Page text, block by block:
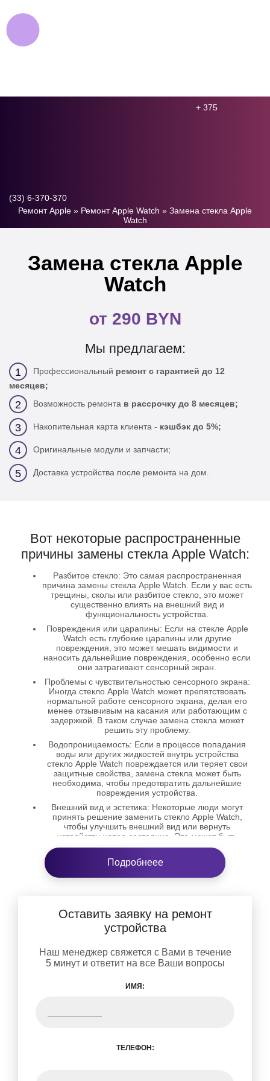
+ 375
(33) 6-370-370
Ремонт Apple » Ремонт Apple Watch » Замена стекла Apple
Watch
Замена стекла Apple
Watch
от 290 BYN
Мы предлагаем:
1 Профессиональный ремонт с гарантией до 12
месяцев;
2 Возможность ремонта в рассрочку до 8 месяцев;
3 Накопительная карта клиента - кэшбэк до 5%;
4 Оригинальные модули и запчасти;
5 Доставка устройства после ремонта на дом.
Вот некоторые распространенные
причины замены стекла Apple Watch:
Разбитое стекло: Это самая распространенная
причина замены стекла Apple Watch. Если у вас есть
трещины, сколы или разбитое стекло, это может
существенно влиять на внешний вид и
функциональность устройства.
Повреждения или царапины: Если на стекле Apple
Watch есть глубокие царапины или другие
повреждения, это может мешать видимости и
наносить дальнейшие повреждения, особенно если
они затрагивают сенсорный экран.
Проблемы с чувствительностью сенсорного экрана:
Иногда стекло Apple Watch может препятствовать
нормальной работе сенсорного экрана, делая его
менее отзывчивым на касания или работающим с
задержкой. В таком случае замена стекла может
решить эту проблему.
Водопроницаемость: Если в процессе попадания
воды или других жидкостей внутрь устройства
стекло Apple Watch повреждается или теряет свои
защитные свойства, замена стекла может быть
необходима, чтобы предотвратить дальнейшие
повреждения устройства.
Внешний вид и эстетика: Некоторые люди могут
принять решение заменить стекло Apple Watch,
чтобы улучшить внешний вид или вернуть
устройству новое состояние. Это может быть
обусловлено просто желанием иметь идеальное и
Важно отметить, что замена стекла Apple Watch должна
производиться всервисном центре Apple, у специалиста с
профессиональную установку, чтобы восстановить Apple
Watch.
Подробнеее
Оставить заявку на ремонт
устройства
Наш менеджер свяжется с Вами в течение
5 минут и ответит на все Ваши вопросы
ИМЯ:
ТЕЛЕФОН: